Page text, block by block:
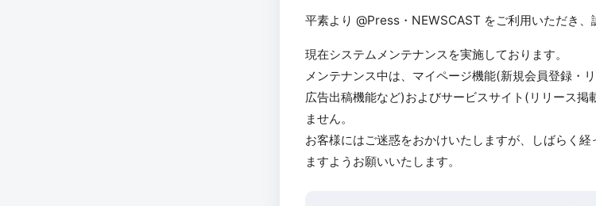
平素より @Press・NEWSCAST をご利用いただき、
現在システムメンテナンスを実施しております。
メンテナンス中は、マイページ機能(新規会員登録・
広告出稿機能など)およびサービスサイト(リリース掲
ません。
お客様にはご迷惑をおかけいたしますが、しばらく
ますようお願いいたします。